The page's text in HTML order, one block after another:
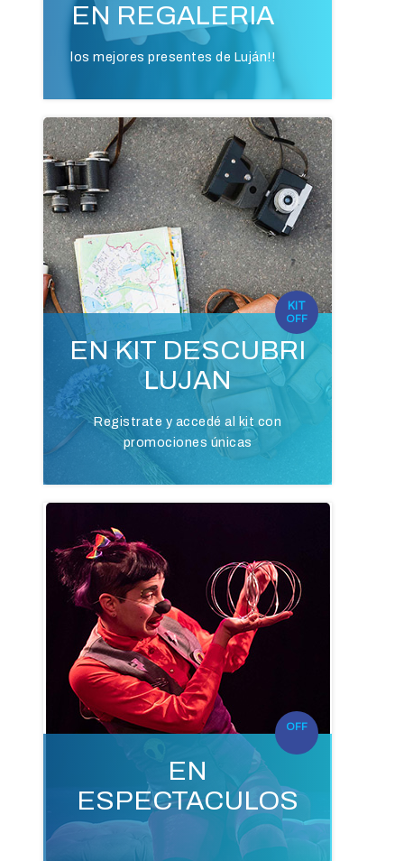
EN REGALERIA
los mejores presentes de Luján!!
KIT
OFF
EN KIT DESCUBRI
LUJAN
Registrate y accedé al kit con
promociones únicas
OFF
EN
ESPECTACULOS